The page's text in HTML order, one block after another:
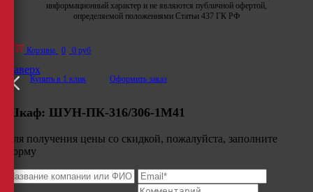
информационный характер и не являются публичной офертой,
определяемой положениями Статьи 437 ГК РФ
Корзина 0 0 руб
Купить в 1 клик Оформить заказ
Наверх
Шкаф: ШУН-ПК-316/306-1М41
Для получения цены со скидкой, пожалуйста, заполните
форму